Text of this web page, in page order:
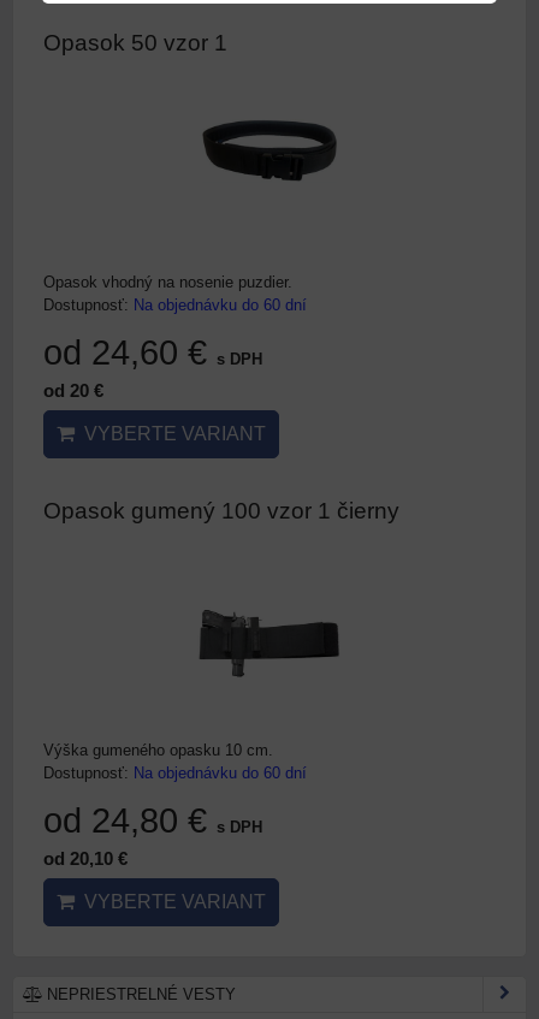
Opasok 50 vzor 1
Opasok vhodný na nosenie puzdier.
Dostupnosť: Na objednávku do 60 dní
od 24,60 € s DPH
od 20 €
VYBERTE VARIANT
Opasok gumený 100 vzor 1 čierny
Výška gumeného opasku 10 cm.
Dostupnosť: Na objednávku do 60 dní
od 24,80 € s DPH
od 20,10 €
VYBERTE VARIANT
NEPRIESTRELNÉ VESTY